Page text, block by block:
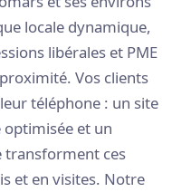
locale dynamique,
libérales et PME
Vos clients
téléphone : un site
optimisée et un
transforment ces
et en visites. Notre